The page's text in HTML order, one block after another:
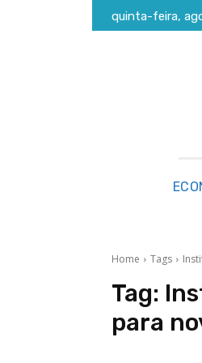
quinta-feira,
Home Tags
Tag:
para